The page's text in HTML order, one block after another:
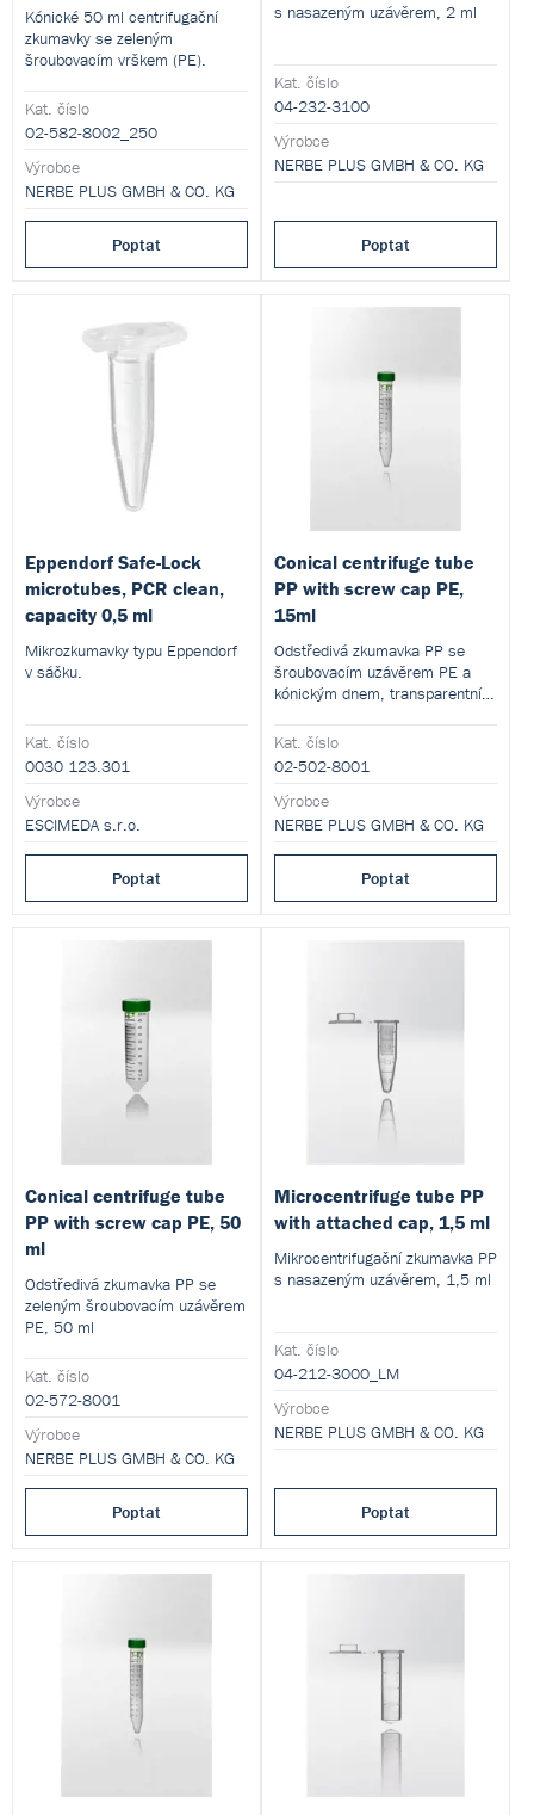
Kónické 50 ml centrifugační
zkumavky se zeleným
šroubovacím vrškem (PE).
Kat. číslo
02-582-8002_250
Výrobce
NERBE PLUS GMBH & CO. KG
Poptat
s nasazeným uzávěrem, 2 ml
Kat. číslo
04-232-3100
Výrobce
NERBE PLUS GMBH & CO. KG
Poptat
Eppendorf Safe-Lock
microtubes, PCR clean,
capacity 0,5 ml
Mikrozkumavky typu Eppendorf
v sáčku.
Kat. číslo
0030 123.301
Výrobce
ESCIMEDA s.r.o.
Poptat
Conical centrifuge tube
PP with screw cap PE,
15ml
Odstředivá zkumavka PP se
šroubovacím uzávěrem PE a
kónickým dnem, transparentní,
Kat. číslo
02-502-8001
Výrobce
NERBE PLUS GMBH & CO. KG
Poptat
Conical centrifuge tube
PP with screw cap PE, 50
ml
Odstředivá zkumavka PP se
zeleným šroubovacím uzávěrem
PE, 50 ml
Kat. číslo
02-572-8001
Výrobce
NERBE PLUS GMBH & CO. KG
Poptat
Microcentrifuge tube PP
with attached cap, 1,5 ml
Mikrocentrifugační zkumavka PP
s nasazeným uzávěrem, 1,5 ml
Kat. číslo
04-212-3000_LM
Výrobce
NERBE PLUS GMBH & CO. KG
Poptat